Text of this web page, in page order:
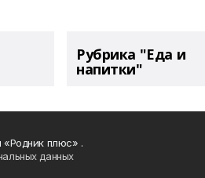
Рубрика "Еда и
напитки"
плюс» .
данных